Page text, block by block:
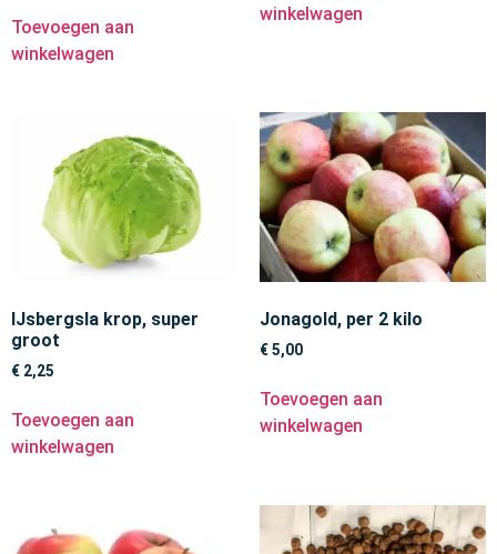
Toevoegen aan
winkelwagen
winkelwagen
IJsbergsla krop, super
groot
€ 2,25
Toevoegen aan
winkelwagen
Jonagold, per 2 kilo
€5,00
Toevoegen aan
winkelwagen